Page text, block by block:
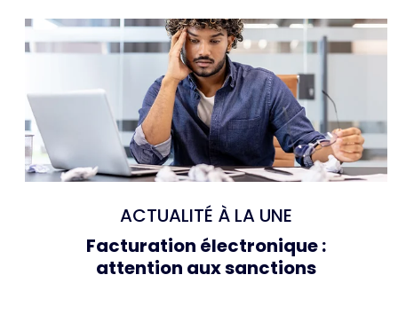
ACTUALITÉ À LA UNE
Facturation électronique :
attention aux sanctions